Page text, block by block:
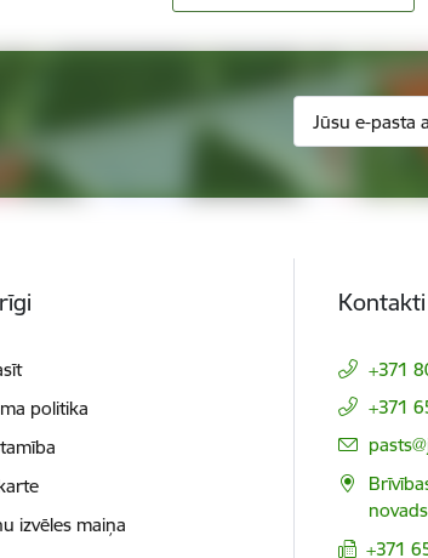
politika
izvēles maiņa
Kontakti
+371
+371
E-
+371